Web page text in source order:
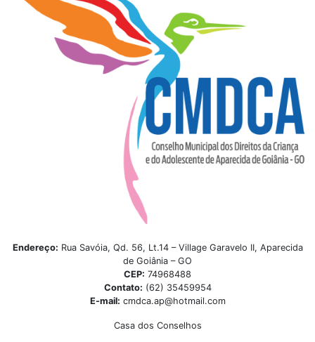
Endereço: Rua Savóia, Qd. 56, Lt.14 – Village Garavelo II, Aparecida
de Goiânia – GO
CEP: 74968488
Contato: (62) 35459954
E-mail: cmdca.ap@hotmail.com
Casa dos Conselhos